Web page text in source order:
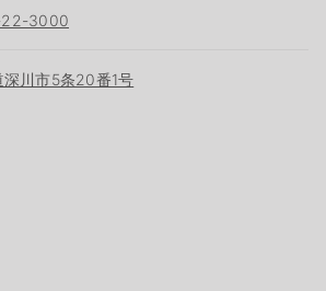
3000
深川市5条20番1号